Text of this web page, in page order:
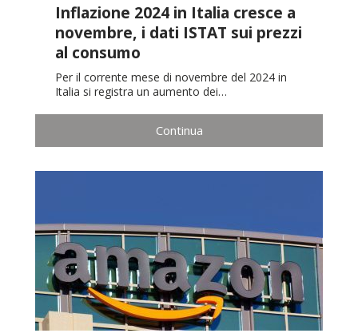
Inflazione 2024 in Italia cresce a
novembre, i dati ISTAT sui prezzi
al consumo
Per il corrente mese di novembre del 2024 in
Italia si registra un aumento dei…
Continua